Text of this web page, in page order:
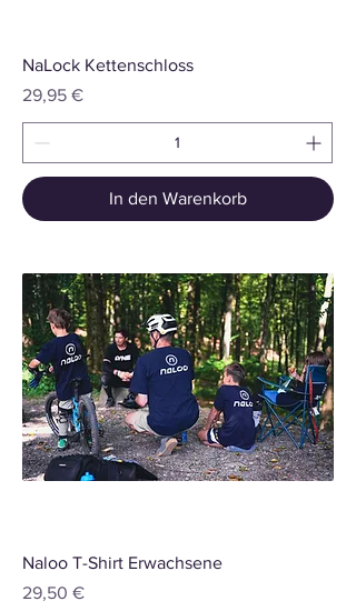
NaLock Kettenschloss
Preis
29,95 €
In den Warenkorb
Naloo T-Shirt Erwachsene
Preis
29,50 €